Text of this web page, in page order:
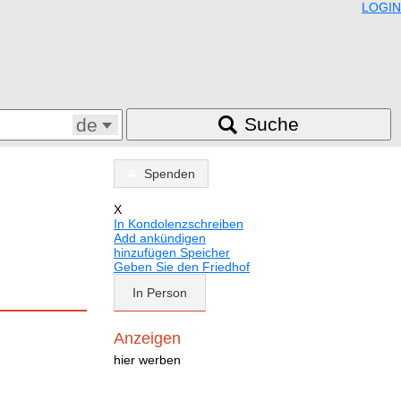
LOGIN
de Suche
Spenden
X
In Kondolenzschreiben
Add ankündigen
hinzufügen Speicher
Geben Sie den Friedhof
In Person
Anzeigen
hier werben